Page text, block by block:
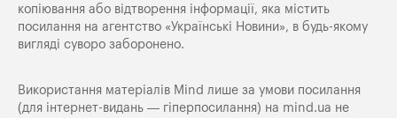
копіювання або відтворення інформації, яка містить
посилання на агентство «Українські Новини», в будь-якому
вигляді суворо заборонено.
Використання матеріалів Mind лише за умови посилання
(для інтернет-видань — гіперпосилання) на mind.ua не